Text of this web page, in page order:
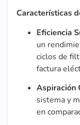
Características
Eficiencia
un
ciclos de
factura
Aspiración
sistema y
en